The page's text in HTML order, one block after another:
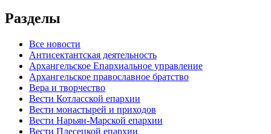
Разделы
Все новости
Антисектантская деятельность
Архангельское Епархиальное управление
Архангельское православное братство
Вера и творчество
Вести Котласской епархии
Вести монастырей и приходов
Вести Нарьян-Марской епархии
Вести Плесецкой епархии